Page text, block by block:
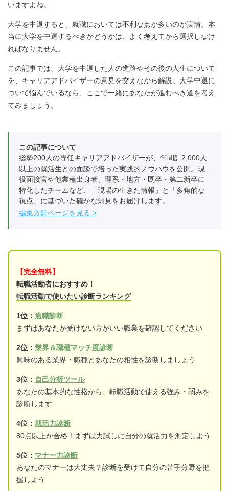
いますよね。
大学を中退すると、就職においては不利な点が多いのが実情。本
当に大学を中退するべきかどうかは、よく考えてから選択しなけ
ればなりません。
この記事では、大学を中退した人の進路やその後の人生について
を、キャリアアドバイザーの意見を交えながら解説。大学中退に
ついて悩んでいるなら、ここで一緒にあなたが進むべき道を考え
てみましょう。
この記事について
総勢200人の専任キャリアアドバイザーが、年間計2,000人
以上の就活生との面談で培った実践的ノウハウを公開。現
役面接官や他業種出身者、理系・地方・既卒・第二新卒に
特化したチームなど、「現場の生きた情報」と「多角的な
視点」に基づいた確かな知見をお届けします。
編集方針ページを見る
【完全無料】
転職活動者におすすめ！
転職活動で使いたい診断ランキング
1位： 適職診断
まずはあなたが受けない方がいい職業を確認してください
2位： 業界＆職種マッチ度診断
興味のある業界・職種とあなたの相性を診断しましょう
3位： 自己分析ツール
あなたの基本的な性格から、転職活動で使える強み・弱みを
診断します
4位： 就活力診断
80点以上が合格！まずは力試しに自分の就活力を測定しよう
5位： マナー力診断
あなたのマナーは大丈夫？診断を受けて自分の苦手分野を把
握しよう